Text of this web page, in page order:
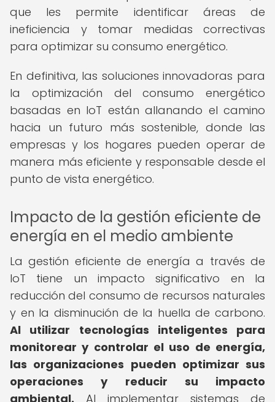
que les permite identificar áreas de
ineficiencia y tomar medidas correctivas
para optimizar su consumo energético.
En definitiva, las soluciones innovadoras para
la optimización del consumo energético
basadas en IoT están allanando el camino
hacia un futuro más sostenible, donde las
empresas y los hogares pueden operar de
manera más eficiente y responsable desde el
punto de vista energético.
Impacto de la gestión eficiente de
energía en el medio ambiente
La gestión eficiente de energía a través de
IoT tiene un impacto significativo en la
reducción del consumo de recursos naturales
y en la disminución de la huella de carbono.
Al utilizar tecnologías inteligentes para
monitorear y controlar el uso de energía,
las organizaciones pueden optimizar sus
operaciones y reducir su impacto
ambiental. Al implementar sistemas de